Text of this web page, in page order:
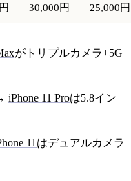
30,000円
25,000円
がトリプルカメラ+5G
iPhone 11 Proは5.8イン
11 はデュアルカメラ